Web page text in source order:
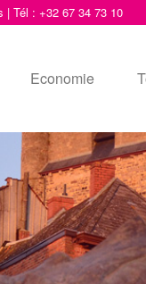
| Tél : +32 67 34 73 10
Economie